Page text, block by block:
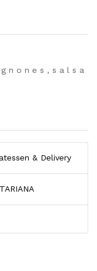
n o n e s , s a l s a
& Delivery